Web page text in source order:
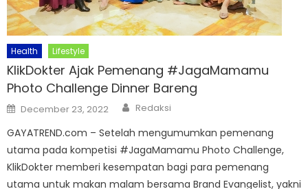
Health Lifestyle
KlikDokter Ajak Pemenang #JagaMamamu
Photo Challenge Dinner Bareng
Posted
on
December 23, 2022 Author
Redaksi
GAYATREND.com – Setelah mengumumkan pemenang
utama pada kompetisi #JagaMamamu Photo Challenge,
KlikDokter memberi kesempatan bagi para pemenang
utama untuk makan malam bersama Brand Evangelist, yakni